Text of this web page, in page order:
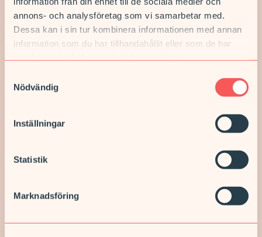
annons- och analysföretag som vi samarbetar med.
Dessa kan i sin tur kombinera informationen med annan
information som du har tillhandahållit eller som de har
Nödvändig
Inställningar
Statistik
Marknadsföring
Fysioterapeut till Solklart vård i Bjuv
Bjuv
TILL TJÄNSTEN